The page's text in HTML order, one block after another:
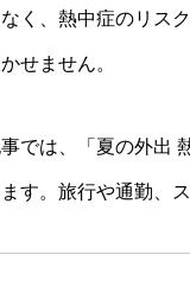
く、熱中症のリス
せません。
では、「夏の外出
す。旅行や通勤、